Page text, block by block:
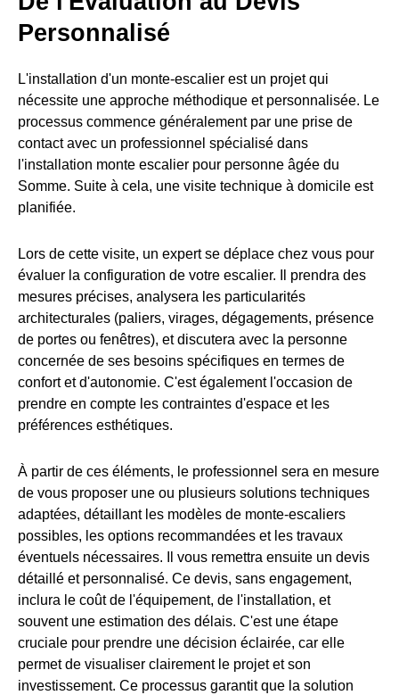
Personnalisé
L'installation d'un monte-escalier est un projet qui
nécessite une approche méthodique et personnalisée. Le
processus commence généralement par une prise de
contact avec un professionnel spécialisé dans
l'installation monte escalier pour personne âgée du
Somme. Suite à cela, une visite technique à domicile est
planifiée.
Lors de cette visite, un expert se déplace chez vous pour
évaluer la configuration de votre escalier. Il prendra des
mesures précises, analysera les particularités
architecturales (paliers, virages, dégagements, présence
de portes ou fenêtres), et discutera avec la personne
concernée de ses besoins spécifiques en termes de
confort et d'autonomie. C'est également l'occasion de
prendre en compte les contraintes d'espace et les
préférences esthétiques.
À partir de ces éléments, le professionnel sera en mesure
de vous proposer une ou plusieurs solutions techniques
adaptées, détaillant les modèles de monte-escaliers
possibles, les options recommandées et les travaux
éventuels nécessaires. Il vous remettra ensuite un devis
détaillé et personnalisé. Ce devis, sans engagement,
inclura le coût de l'équipement, de l'installation, et
souvent une estimation des délais. C'est une étape
cruciale pour prendre une décision éclairée, car elle
permet de visualiser clairement le projet et son
investissement. Ce processus garantit que la solution